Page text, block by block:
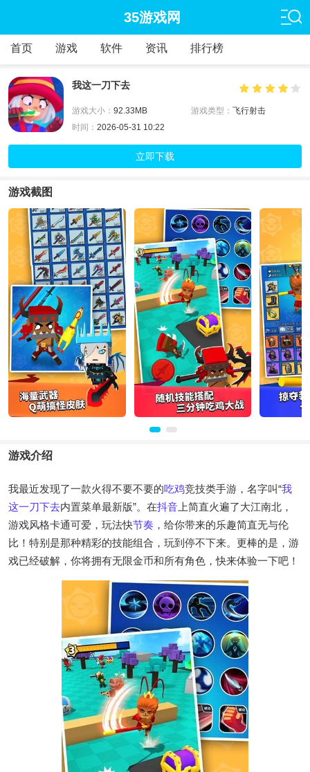
35游戏网
首页 游戏 软件 资讯 排行榜
我这一刀下去
游戏大小： 92.33MB 游戏类型： 飞行射击
时间： 2026-05-31 10:22
立即下载
游戏截图
游戏介绍
我最近发现了一款火得不要不要的吃鸡竞技类手游，名字叫“我
这一刀下去内置菜单最新版”。在抖音 上简直火遍了大江南北，
游戏风格卡通可爱，玩法快节奏 ，给你带来的乐趣简直无与伦
比！特别是那种精彩的技能组合，玩到停不下来。更棒的是，游
戏已经破解，你将拥有无限金币和所有角色，快来体验一下吧！